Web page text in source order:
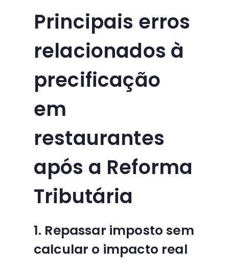
Principais erros
relacionados à
precificação
em
restaurantes
após a Reforma
Tributária
1. Repassar imposto sem
calcular o impacto real